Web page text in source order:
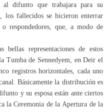
difunto que trabajara para su
los fallecidos se hicieron enterrar
que, a modo de
bellas representaciones de estos
Tumba de Sennedyem, en Deir el
registros horizontales, cada uno
Básicamente la distribución es
y su esposa están ante ciertos
la Ceremonia de la Apertura de la